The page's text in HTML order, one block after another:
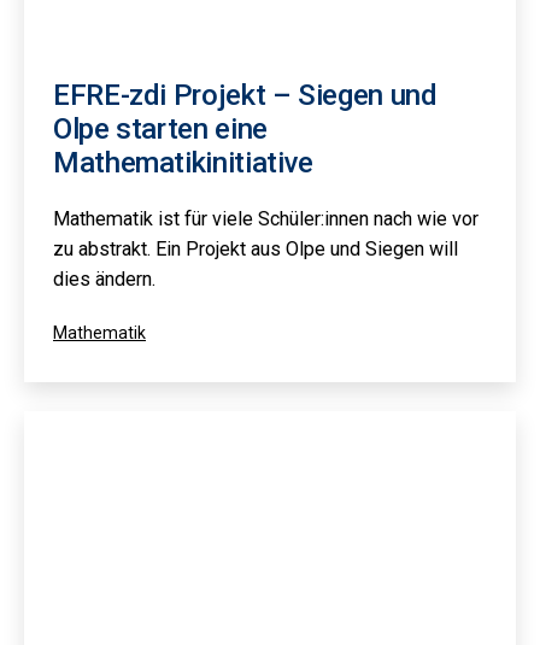
EFRE-zdi Projekt – Siegen und
Olpe starten eine
Mathematikinitiative
Mathematik ist für viele Schüler:innen nach wie vor
zu abstrakt. Ein Projekt aus Olpe und Siegen will
dies ändern.
Kategorisiert
Mathematik